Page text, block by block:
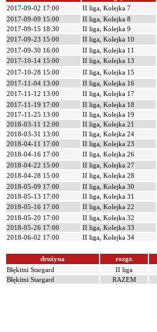
2017-09-02 17:00
II liga, Kolejka 7
2017-09-09 15:00
II liga, Kolejka 8
2017-09-15 18:30
II liga, Kolejka 9
2017-09-23 15:00
II liga, Kolejka 10
2017-09-30 16:00
II liga, Kolejka 11
2017-10-14 15:00
II liga, Kolejka 13
2017-10-28 15:00
II liga, Kolejka 15
2017-11-04 13:00
II liga, Kolejka 16
2017-11-12 13:00
II liga, Kolejka 17
2017-11-19 17:00
II liga, Kolejka 18
2017-11-25 13:00
II liga, Kolejka 19
2018-03-11 12:00
II liga, Kolejka 21
2018-03-31 13:00
II liga, Kolejka 24
2018-04-11 17:00
II liga, Kolejka 23
2018-04-16 17:00
II liga, Kolejka 26
2018-04-22 15:00
II liga, Kolejka 27
2018-04-28 15:00
II liga, Kolejka 28
2018-05-09 17:00
II liga, Kolejka 30
2018-05-13 17:00
II liga, Kolejka 31
2018-05-16 17:00
II liga, Kolejka 22
2018-05-20 17:00
II liga, Kolejka 32
2018-05-26 17:00
II liga, Kolejka 33
2018-06-02 17:00
II liga, Kolejka 34
drużyna rozgr.
Błękitni Stargard
II liga
Błękitni Stargard
RAZEM